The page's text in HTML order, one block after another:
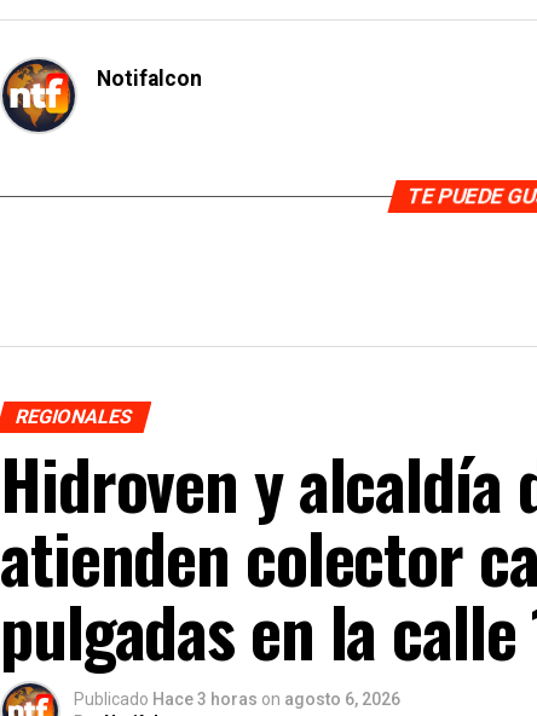
Notifalcon
TE PUEDE
REGIONALES
Hidroven y alcaldía
atienden colector
pulgadas en la calle
Publicado Hace 3 horas on agosto 6, 2026